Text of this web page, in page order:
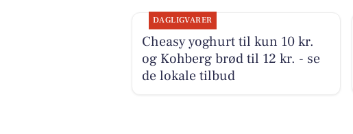
DAGLIGVARER
Cheasy yoghurt til kun 10 kr.
og Kohberg brød til 12 kr. - se
de lokale tilbud